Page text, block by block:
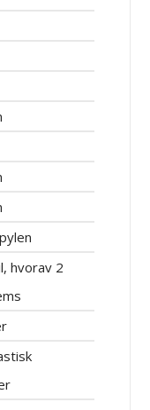
hvorav 2